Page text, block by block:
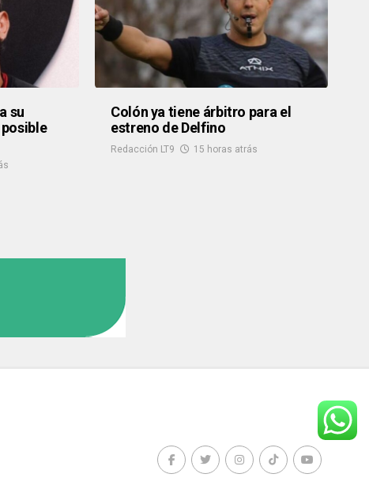
su
Colón ya tiene árbitro para el
estreno de Delfino
Redacción LT9 15 horas atrás